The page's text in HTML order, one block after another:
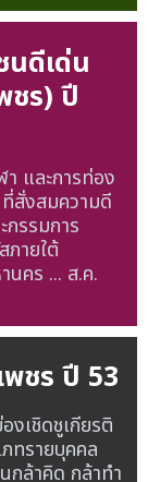
ดีเด่น
ชร) ปี
และการท่อง
สั่งสมความดี
รรมการ
ายใต้
นคร ... ส.ค.
พชร ปี 53
งเชิดชูเกียรติ
ทรายบุคคล
กล้าคิด กล้าทำ